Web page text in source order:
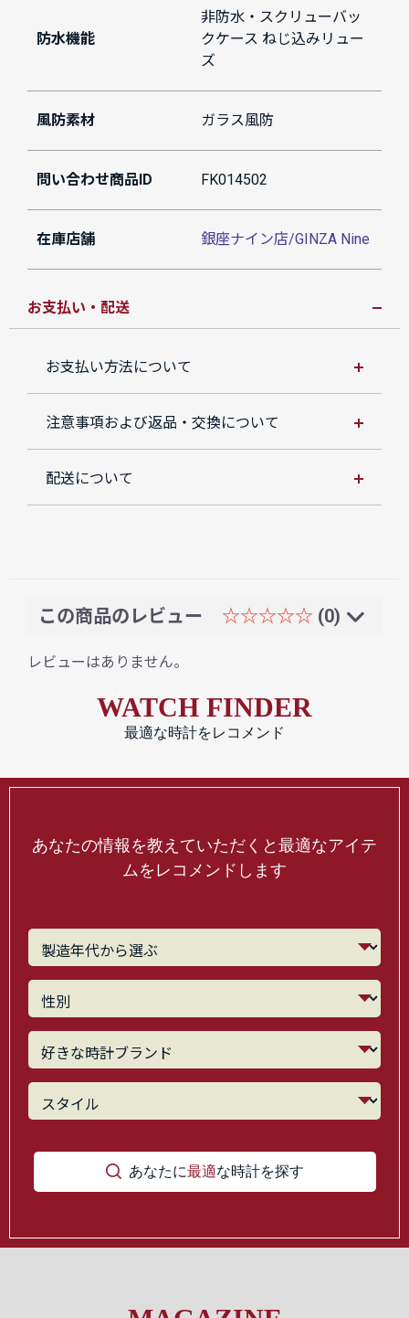
防水機能
非防水・スクリューバッ
クケース ねじ込みリュー
ズ
風防素材 ガラス風防
問い合わせ商品ID FK014502
在庫店舗 銀座ナイン店/GINZA Nine
お支払い・配送
お支払い方法について
注意事項および返品・交換について
配送について
この商品のレビュー ☆☆☆☆☆ (0)
レビューはありません。
WATCH FINDER
最適な時計をレコメンド
あなたの情報を教えていただくと最適なアイテ
ムをレコメンドします
あなたに最適な時計を探す